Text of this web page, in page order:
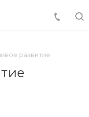
развитие